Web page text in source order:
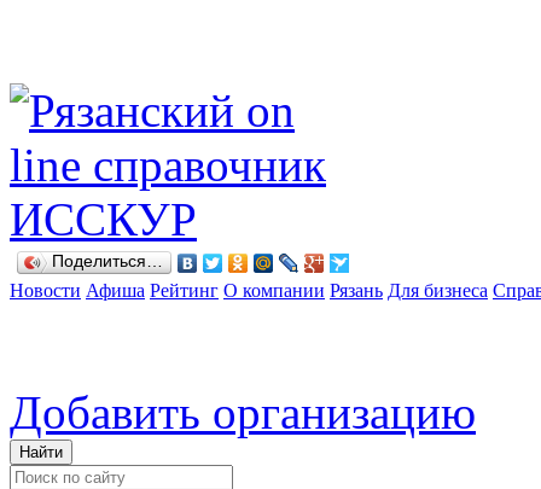
Поделиться…
Новости Афиша Рейтинг О компании Рязань Для бизнеса
Добавить организацию